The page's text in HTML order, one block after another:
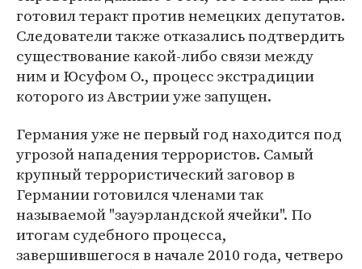
готовил теракт против немецких депутатов.
Следователи также отказались подтвердить
существование какой-либо связи между
ним и Юсуфом О., процесс экстрадиции
которого из Австрии уже запущен.
Германия уже не первый год находится под
угрозой нападения террористов. Самый
крупный террористический заговор в
Германии готовился членами так
называемой "зауэрландской ячейки". По
итогам судебного процесса,
завершившегося в начале 2010 года, четверо